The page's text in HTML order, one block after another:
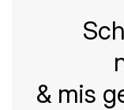
& mis